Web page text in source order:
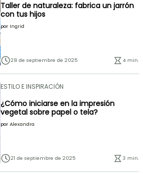
Taller de naturaleza: fabrica un jarrón
con tus hijos
por Ingrid
28 de septiembre de 2025 4 min.
ESTILO E INSPIRACIÓN
¿Cómo iniciarse en la impresión
vegetal sobre papel o tela?
por Alexandra
21 de septiembre de 2025 3 min.